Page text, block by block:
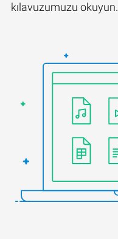
kılavuzumuzu okuyun.